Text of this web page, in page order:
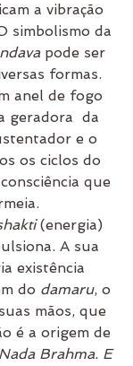
a vibração
simbolismo da
pode ser
formas.
anel de fogo
geradora  da
e o
os ciclos do
que
(energia)
A sua
existência
do damaru, o
mãos, que
é a origem de
Nada Brahma. E